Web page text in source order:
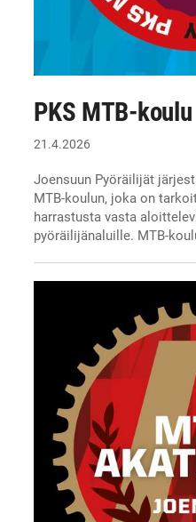
PKS MTB-
21.4.2026
Joensuun Pyöräilijät
MTB-koulun, joka on
harrastusta vasta
pyöräilijänaluille. MTB-